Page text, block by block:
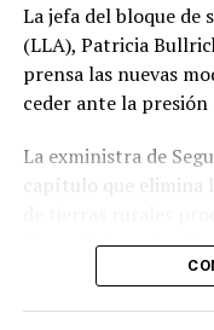
La jefa del bloque de
(LLA), Patricia
prensa las nuevas
ceder ante la
La exministra de
capítulo que elimina
de capitales